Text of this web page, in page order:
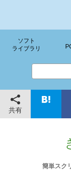
ソフト
ライブラリ
共有
簡単スク